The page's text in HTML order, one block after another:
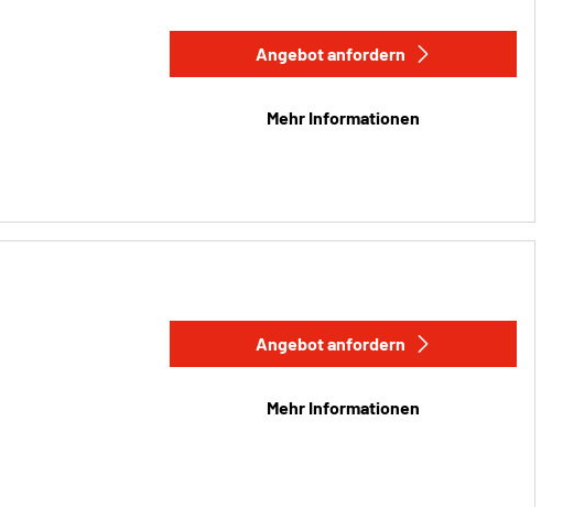
Angebot anfordern
Mehr Informationen
Angebot anfordern
Mehr Informationen